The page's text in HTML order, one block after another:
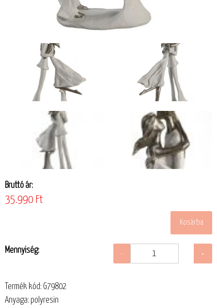
Bruttó ár:
35.990 Ft
Mennyiség:
Termék kód: G79802
Anyaga: polyresin